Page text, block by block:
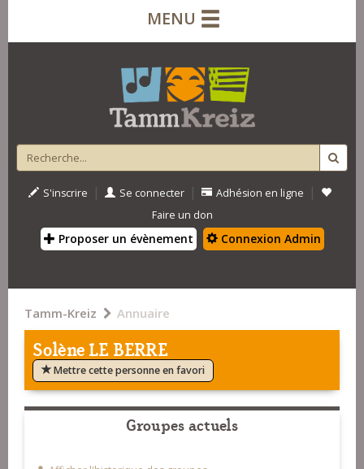
MENU
S'inscrire | Se connecter | Adhésion en ligne |
Faire un don
Proposer un évènement Connexion Admin
Tamm-Kreiz Annuaire
Solène LE BERRE
Mettre cette personne en favori
Groupes actuels